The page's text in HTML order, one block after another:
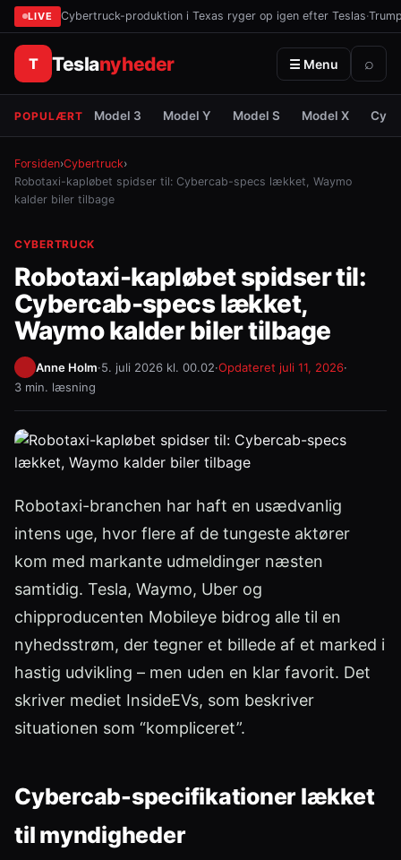
LIVE Cybertruck-produktion i Texas ryger op igen efter Teslas·
T Teslanyheder ☰ Menu ⌕
POPULÆRT Model 3 Model Y Model S Model X
Forsiden›Cybertruck›
Robotaxi-kapløbet spidser til: Cybercab-specs lækket, Waymo
kalder biler tilbage
CYBERTRUCK
Robotaxi-kapløbet spidser til:
Cybercab-specs lækket,
Waymo kalder biler tilbage
Anne Holm·5. juli 2026 kl. 00.02·Opdateret juli 11, 2026·
3 min. læsning
Robotaxi-branchen har haft en usædvanlig
intens uge, hvor flere af de tungeste aktører
kom med markante udmeldinger næsten
samtidig. Tesla, Waymo, Uber og
chipproducenten Mobileye bidrog alle til en
nyhedsstrøm, der tegner et billede af et marked i
hastig udvikling – men uden en klar favorit. Det
skriver mediet InsideEVs, som beskriver
situationen som “kompliceret”.
Cybercab-specifikationer lækket
til myndigheder